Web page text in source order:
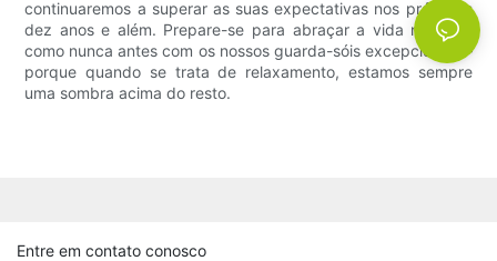
continuaremos a superar as suas expectativas nos próximos
dez anos e além. Prepare-se para abraçar a vida na praia
como nunca antes com os nossos guarda-sóis excepcionais –
porque quando se trata de relaxamento, estamos sempre
uma sombra acima do resto.
Entre em contato conosco